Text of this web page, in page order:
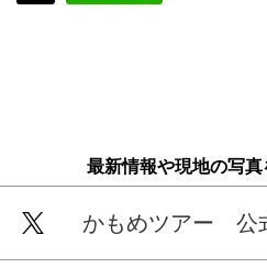
最新情報や現地の写真
かもめツアー 公